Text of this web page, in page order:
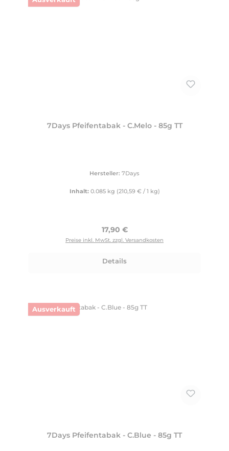
7Days Pfeifentabak - C.Melo - 85g TT
Hersteller: 7Days
Inhalt: 0.085 kg (210,59 € / 1 kg)
Regulärer Preis:
17,90 €
Preise inkl. MwSt. zzgl. Versandkosten
Details
Ausverkauft
7Days Pfeifentabak - C.Blue - 85g TT